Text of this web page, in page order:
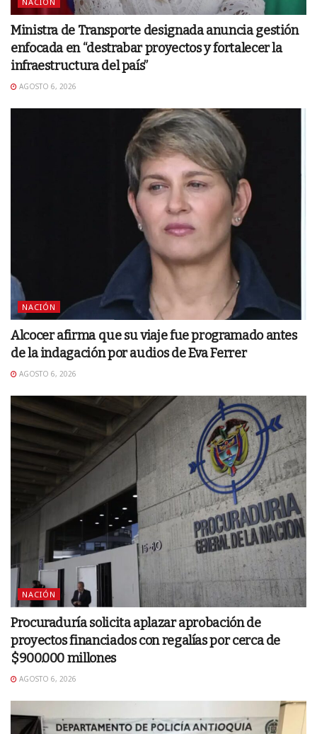
Ministra de Transporte designada anuncia gestión
enfocada en “destrabar proyectos y fortalecer la
infraestructura del país”
AGOSTO 6, 2026
NACIÓN
Alcocer afirma que su viaje fue programado antes
de la indagación por audios de Eva Ferrer
AGOSTO 6, 2026
NACIÓN
Procuraduría solicita aplazar aprobación de
proyectos financiados con regalías por cerca de
$900.000 millones
AGOSTO 6, 2026